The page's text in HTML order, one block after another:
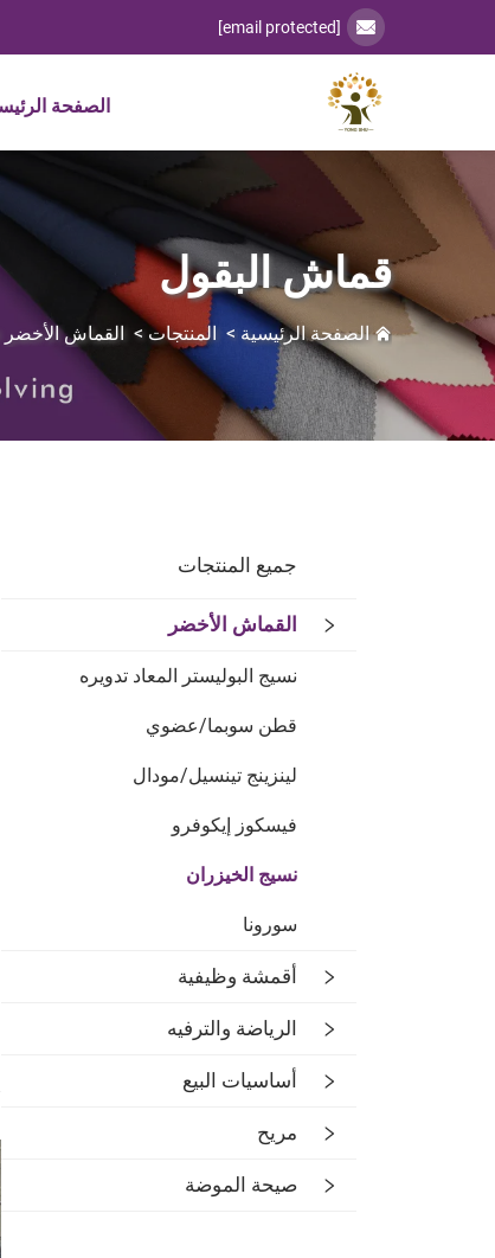
[email protected]
الصفحة
قماش البقول
الصفحة الرئيسية > المنتجات > القماش الأخضر
جميع المنتجات
القماش الأخضر
نسيج البوليستر المعاد تدويره
قطن سوبما/عضوي
لينزينج تينسيل/مودال
فيسكوز إيكوفرو
نسيج الخيزران
سورونا
أقمشة وظيفية
الرياضة والترفيه
أساسيات البيع
مريح
صيحة الموضة